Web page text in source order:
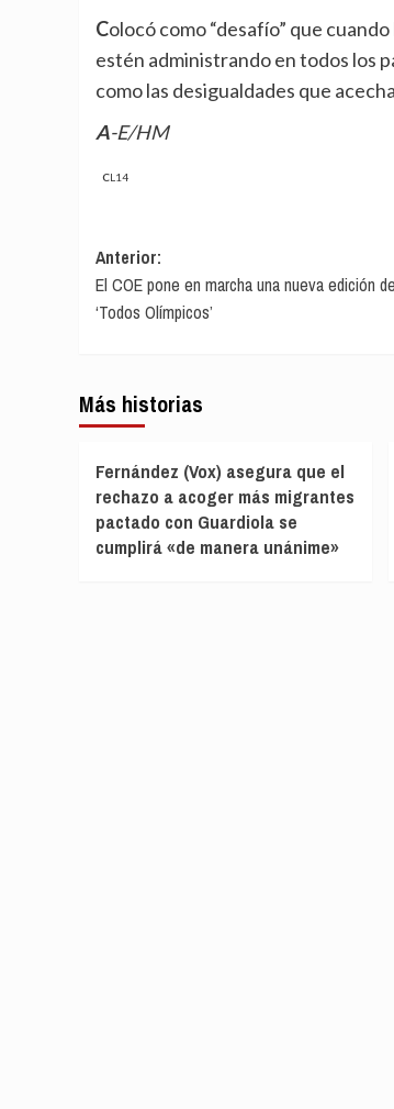
Colocó como “desafío” que cuando llegue el Día Mundial de la Salud, el 7 de abril, las vacunas covid-19 se
estén administrando en todos los
como las desigualdades que
A-E/HM
CL14
Navegación
de
entradas
Anterior:
El COE pone en marcha una nueva edición
‘Todos Olímpicos’
Más historias
Fernández (Vox) asegura que el
rechazo a acoger más migrantes
pactado con Guardiola se
cumplirá «de manera unánime»